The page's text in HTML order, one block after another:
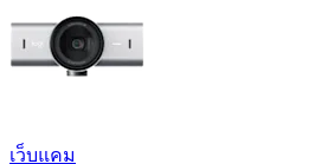
เว็บแคม